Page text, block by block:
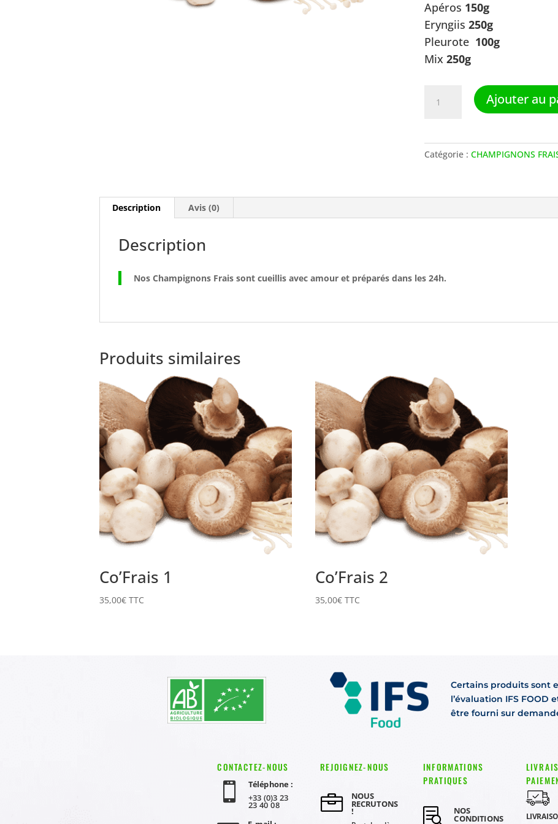
Apéros 150g
Eryngiis250g
Pleurote 100g
Mix250g
Ajouter au
Catégorie :CHAMPIGNONS
Description Avis (0)
Description
Nos Champignons Frais sont cueillis avec amour et préparés dans les 24h.
Produits similaires
Co’Frais 1
35,00€ TTC
Co’Frais 2
35,00€ TTC
Certains produits sont
l’évaluation IFS FOOD
être fourni sur
CONTACTEZ-NOUS

Téléphone :
+33 (0)3 23
23 40 08
REJOIGNEZ-NOUS
 NOUS
RECRUTONS
!
INFORMATIONS
PRATIQUES
 NOS
CONDITIONS